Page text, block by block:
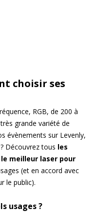
choisir ses
RGB, de 200 à
grande variété de
évènements sur Levenly,
Découvrez tous les
meilleur laser pour
(et en accord avec
le public).
usages ?